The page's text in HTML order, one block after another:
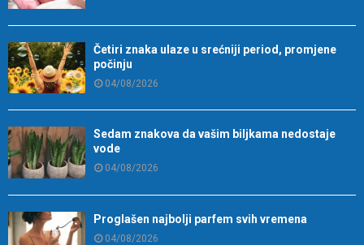
Četiri znaka ulaze u srećniji period, promjene
počinju
04/08/2026
Sedam znakova da vašim biljkama nedostaje
vode
04/08/2026
Proglašen najbolji parfem svih vremena
04/08/2026